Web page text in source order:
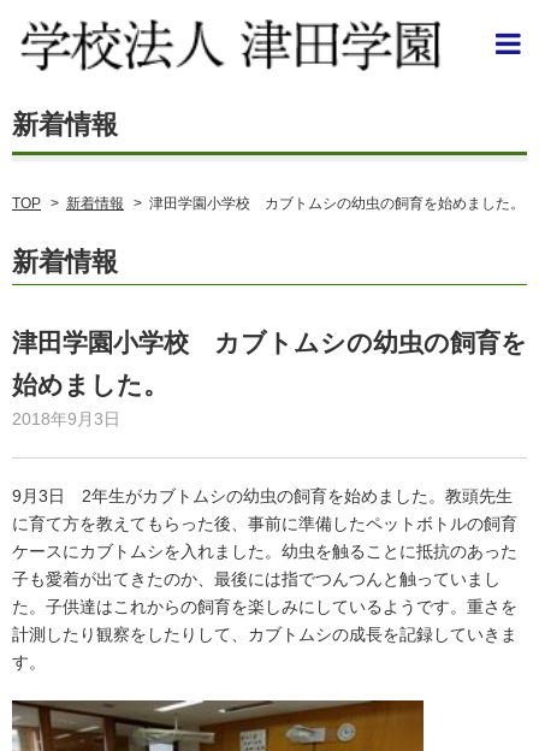
TOP > 新着情報 > 津田学園小学校 カブトムシの幼虫の飼育を始めました。
新着情報
津田学園小学校 カブトムシの幼虫の飼育を
始めました。
2018年9月3日
9月3日 2年生がカブトムシの幼虫の飼育を始めました。教頭先生
に育て方を教えてもらった後、事前に準備したペットボトルの飼育
ケースにカブトムシを入れました。幼虫を触ることに抵抗のあった
子も愛着が出てきたのか、最後には指でつんつんと触っていまし
た。子供達はこれからの飼育を楽しみにしているようです。重さを
計測したり観察をしたりして、カブトムシの成長を記録していきま
す。